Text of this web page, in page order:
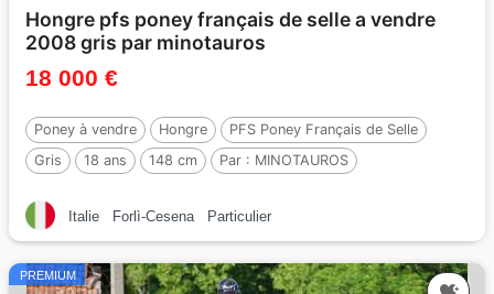
Hongre pfs poney français de selle a vendre
2008 gris par minotauros
18 000 €
Poney à vendre Hongre
PFS Poney Français de Selle
Gris
18 ans 148 cm Par : MINOTAUROS
Italie Forlì-Cesena Particulier
PREMIUM